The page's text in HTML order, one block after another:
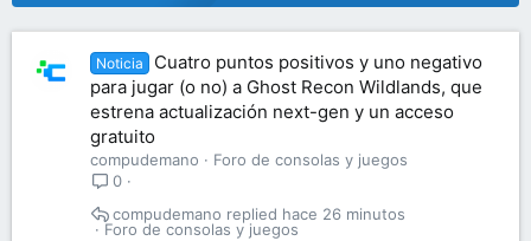
Noticia
Cuatro puntos positivos y uno negativo
para jugar (o no) a Ghost Recon Wildlands, que
estrena actualización next-gen y un acceso
gratuito
compudemano
Foro de consolas y juegos
0
Foro de consolas y juegos
hace 26 minutos
compudemano